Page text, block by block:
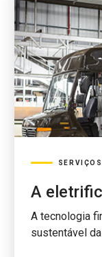
A
A tecnologia
sustentável